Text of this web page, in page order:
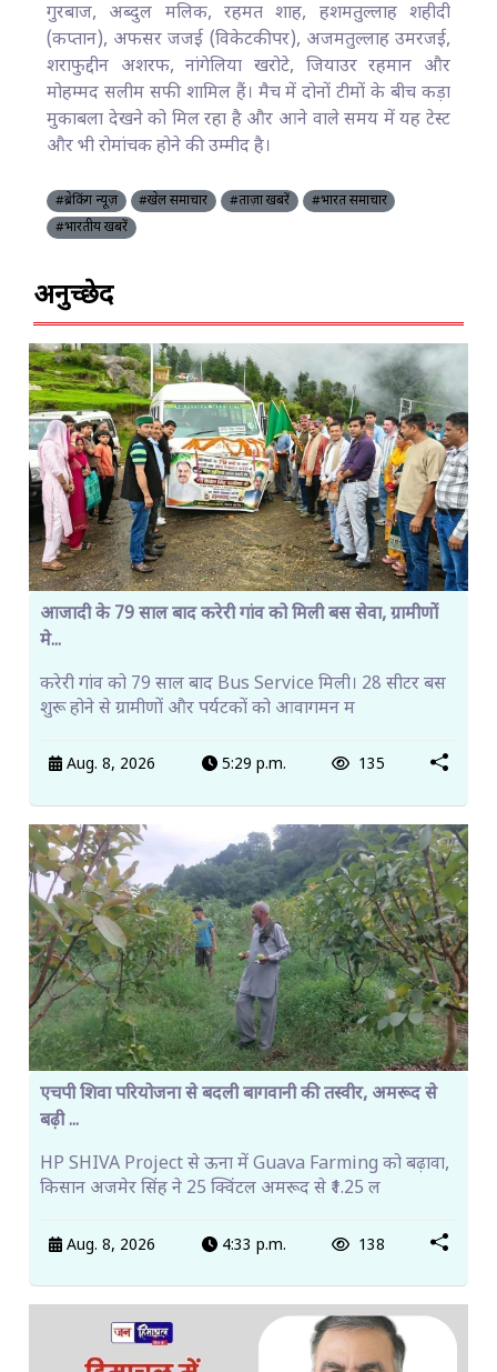
गुरबाज, अब्दुल मलिक, रहमत शाह, हशमतुल्लाह शहीदी
(कप्तान), अफसर जजई (विकेटकीपर), अजमतुल्लाह उमरजई,
शराफुद्दीन अशरफ, नांगेलिया खरोटे, जियाउर रहमान और
मोहम्मद सलीम सफी शामिल हैं। मैच में दोनों टीमों के बीच कड़ा
मुकाबला देखने को मिल रहा है और आने वाले समय में यह टेस्ट
और भी रोमांचक होने की उम्मीद है।
#ब्रेकिंग न्यूज़ #खेल समाचार #ताज़ा खबरें
#भारत समाचार
#भारतीय खबरें
अनुच्छेद
आजादी के 79 साल बाद करेरी गांव को मिली बस सेवा, ग्रामीणों
मे...
करेरी गांव को 79 साल बाद Bus Service मिली। 28 सीटर बस
शुरू होने से ग्रामीणों और पर्यटकों को आवागमन म
Aug. 8, 2026 5:29 p.m. 135
एचपी शिवा परियोजना से बदली बागवानी की तस्वीर, अमरूद से
बढ़ी ...
HP SHIVA Project से ऊना में Guava Farming को बढ़ावा,
किसान अजमेर सिंह ने 25 क्विंटल अमरूद से ₹1.25 ल
Aug. 8, 2026 4:33 p.m. 138